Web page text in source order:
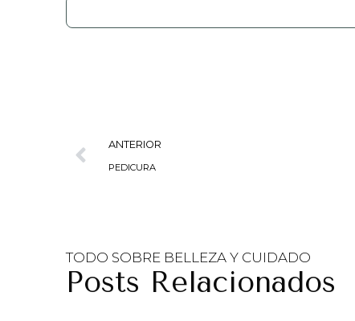
ANTERIOR
PEDICURA
TODO SOBRE BELLEZA Y CUIDADO
Posts Relacionados